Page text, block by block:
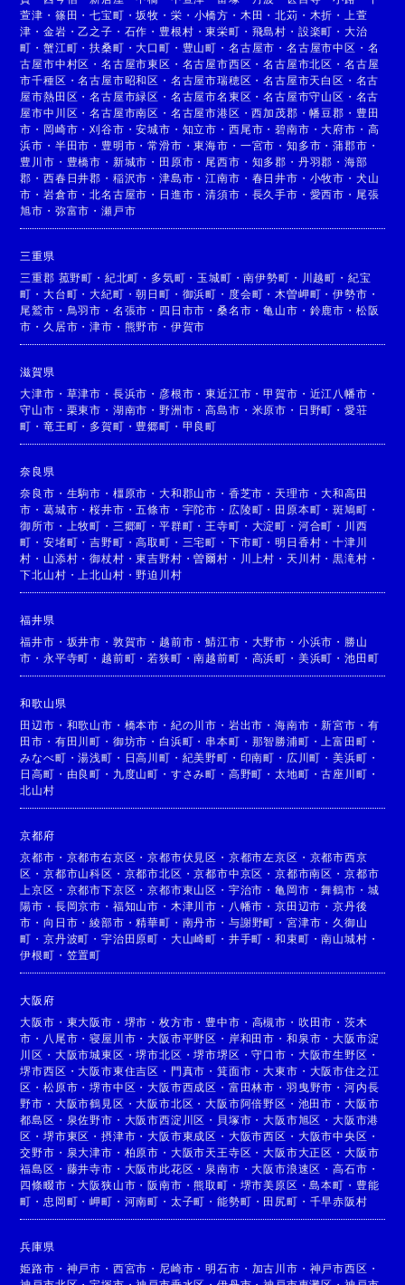
萱津 ・ 篠田 ・七宝町 ・坂牧 ・ 栄 ・ 小橋方 ・ 木田 ・北苅 ・ 木折 ・
上萱
津 ・金岩 ・乙之子 ・ 石作 ・ 豊根村 ・東栄町 ・ 飛島村 ・ 設楽町 ・ 大治
町 ・蟹江町 ・扶桑町 ・大口町 ・ 豊山町 ・ 名古屋市 ・ 名古屋市中区 ・ 名
古屋市中村区 ・名古屋市東区 ・ 名古屋市西区 ・名古屋市北区 ・ 名古屋
市千種区 ・名古屋市昭和区 ・ 名古屋市瑞穂区 ・名古屋市天白区 ・ 名古
屋市熱田区 ・名古屋市緑区 ・ 名古屋市名東区 ・名古屋市守山区 ・ 名古
屋市中川区 ・名古屋市南区 ・ 名古屋市港区 ・西加茂郡 ・幡豆郡 ・ 豊田
市 ・ 岡崎市 ・刈谷市 ・安城市 ・ 知立市 ・ 西尾市 ・碧南市 ・大府市 ・ 高
浜市 ・ 半田市 ・ 豊明市 ・常滑市 ・東海市 ・ 一宮市 ・ 知多市 ・蒲郡市 ・
豊川市 ・ 豊橋市 ・ 新城市 ・ 田原市 ・ 尾西市 ・ 知多郡 ・ 丹羽郡 ・ 海部
郡 ・西春日井郡 ・ 稲沢市 ・津島市 ・江南市 ・ 春日井市 ・ 小牧市 ・ 犬山
市 ・岩倉市 ・北名古屋市 ・ 日進市 ・清須市 ・ 長久手市 ・ 愛西市 ・ 尾張
旭市 ・ 弥富市 ・瀬戸市
三重県
三重郡 菰野町 ・ 紀北町 ・ 多気町 ・ 玉城町 ・南伊勢町 ・ 川越町 ・ 紀宝
町 ・大台町 ・大紀町 ・朝日町 ・ 御浜町 ・ 度会町 ・ 木曽岬町 ・伊勢市 ・
尾鷲市 ・ 鳥羽市 ・ 名張市 ・ 四日市市 ・桑名市 ・亀山市 ・ 鈴鹿市 ・ 松阪
市 ・ 久居市 ・津市 ・ 熊野市 ・ 伊賀市
滋賀県
大津市 ・ 草津市 ・ 長浜市 ・ 彦根市 ・東近江市 ・甲賀市 ・ 近江八幡市 ・
守山市 ・ 栗東市 ・ 湖南市 ・野洲市 ・高島市 ・ 米原市 ・ 日野町 ・ 愛荘
町 ・竜王町 ・ 多賀町 ・ 豊郷町 ・ 甲良町
奈良県
奈良市 ・ 生駒市 ・ 橿原市 ・大和郡山市 ・ 香芝市 ・ 天理市 ・大和高田
市 ・葛城市 ・桜井市 ・五條市 ・ 宇陀市 ・ 広陵町 ・ 田原本町 ・斑鳩町 ・
御所市 ・ 上牧町 ・ 三郷町 ・平群町 ・ 王寺町 ・ 大淀町 ・ 河合町 ・ 川西
町 ・安堵町 ・吉野町 ・高取町 ・ 三宅町 ・ 下市町 ・明日香村 ・十津川
村 ・ 山添村 ・御杖村 ・東吉野村 ・曽爾村 ・ 川上村 ・ 天川村 ・黒滝村 ・
下北山村 ・ 上北山村 ・野迫川村
福井県
福井市 ・ 坂井市 ・ 敦賀市 ・ 越前市 ・鯖江市 ・ 大野市 ・ 小浜市 ・ 勝山
市 ・永平寺町 ・ 越前町 ・若狭町 ・南越前町 ・ 高浜町 ・ 美浜町 ・ 池田町
和歌山県
田辺市 ・ 和歌山市 ・ 橋本市 ・ 紀の川市 ・ 岩出市 ・海南市 ・新宮市 ・ 有
田市 ・ 有田川町 ・ 御坊市 ・ 白浜町 ・ 串本町 ・ 那智勝浦町 ・ 上富田町 ・
みなべ町 ・湯浅町 ・ 日高川町 ・ 紀美野町 ・ 印南町 ・ 広川町 ・美浜町 ・
日高町 ・ 由良町 ・ 九度山町 ・ すさみ町 ・ 高野町 ・太地町 ・古座川町 ・
北山村
京都府
京都市 ・ 京都市右京区 ・京都市伏見区 ・ 京都市左京区 ・ 京都市西京
区 ・京都市山科区 ・ 京都市北区 ・京都市中京区 ・京都市南区 ・ 京都市
上京区 ・ 京都市下京区 ・京都市東山区 ・ 宇治市 ・亀岡市 ・舞鶴市 ・ 城
陽市 ・ 長岡京市 ・ 福知山市 ・ 木津川市 ・ 八幡市 ・京田辺市 ・京丹後
市 ・向日市 ・綾部市 ・精華町 ・ 南丹市 ・ 与謝野町 ・ 宮津市 ・ 久御山
町 ・京丹波町 ・宇治田原町 ・ 大山崎町 ・ 井手町 ・和束町 ・南山城村 ・
伊根町 ・ 笠置町
大阪府
大阪市 ・ 東大阪市 ・ 堺市 ・枚方市 ・ 豊中市 ・ 高槻市 ・ 吹田市 ・ 茨木
市 ・ 八尾市 ・寝屋川市 ・大阪市平野区 ・ 岸和田市 ・ 和泉市 ・大阪市淀
川区 ・ 大阪市城東区 ・堺市北区 ・堺市堺区 ・守口市 ・ 大阪市生野区 ・
堺市西区 ・大阪市東住吉区 ・ 門真市 ・箕面市 ・大東市 ・ 大阪市住之江
区 ・松原市 ・堺市中区 ・大阪市西成区 ・ 富田林市 ・ 羽曳野市 ・ 河内長
野市 ・ 大阪市鶴見区 ・大阪市北区 ・大阪市阿倍野区 ・ 池田市 ・ 大阪市
都島区 ・ 泉佐野市 ・ 大阪市西淀川区 ・ 貝塚市 ・大阪市旭区 ・大阪市港
区 ・堺市東区 ・摂津市 ・大阪市東成区 ・ 大阪市西区 ・ 大阪市中央区 ・
交野市 ・ 泉大津市 ・ 柏原市 ・ 大阪市天王寺区 ・大阪市大正区 ・ 大阪市
福島区 ・ 藤井寺市 ・ 大阪市此花区 ・ 泉南市 ・大阪市浪速区 ・高石市 ・
四條畷市 ・大阪狭山市 ・阪南市 ・熊取町 ・ 堺市美原区 ・島本町 ・ 豊能
町 ・ 忠岡町 ・岬町 ・ 河南町 ・ 太子町 ・能勢町 ・ 田尻町 ・ 千早赤阪村
兵庫県
姫路市 ・ 神戸市 ・ 西宮市 ・ 尼崎市 ・明石市 ・ 加古川市 ・ 神戸市西区 ・